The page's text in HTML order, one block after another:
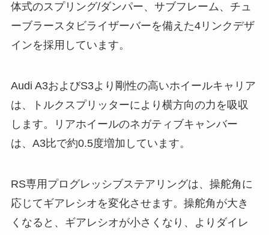
体式のスプリング/ダンパー、サブフレーム、チュ
ーブラースタビライザーバーを備えた4リンクデザ
インを採用しています。
Audi A3およびS3より剛性の高いホイールキャリア
は、トルクスプリッターにより横方向の力を吸収
します。リアホイールのネガティブキャンバー
は、A3比で約0.5度増加しています。
RS専用プログレッシブステアリングは、操舵角に
応じてギアレシオを変化させます。操舵角が大き
くなると、ギアレシオが小さくなり、よりダイレ